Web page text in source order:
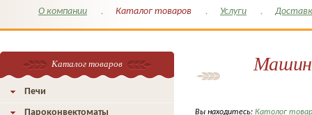
О компании Каталог товаров Услуги
Вы находитесь: Католог
Каталог товаров
Печи
Пароконвектоматы